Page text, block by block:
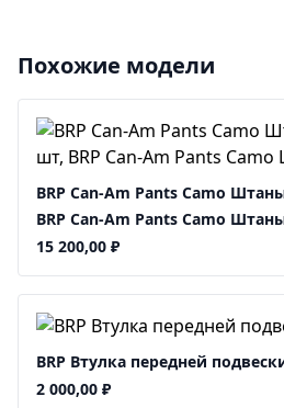
Похожие модели
BRP Can-Am Pants Camo
BRP Can-Am Pants Camo
15 200,00 ₽
BRP Втулка передней
2 000,00 ₽